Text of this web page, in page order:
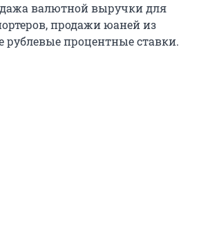
валютной выручки для
продажи юаней из
рублевые процентные ставки.